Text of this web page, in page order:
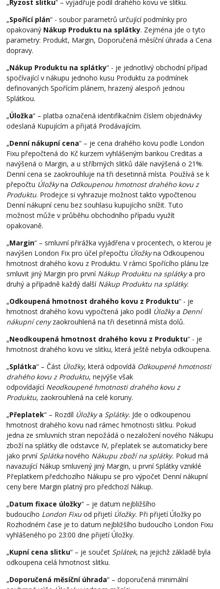
„Ryzost slitku“ – vyjadřuje podíl drahého kovu ve slitku.
„Spořící plán“ - soubor parametrů určující podmínky pro
opakovaný Nákup Produktu na splátky. Zejména jde o tyto
parametry: Produkt, Margin, Doporučená měsíční úhrada a Cena
dopravy.
„Nákup Produktu na splátky“ - je jednotlivý obchodní případ
spočívající v nákupu jednoho kusu Produktu za podmínek
definovaných Spořícím plánem, hrazený alespoň jednou
Splátkou.
„Úložka“ – platba označená identifikačním číslem objednávky
odeslaná Kupujícím a přijatá Prodávajícím.
„Denní nákupní cena“ – je cena drahého kovu podle London
Fixu přepočtená do Kč kurzem vyhlášeným bankou Creditas a
navýšená o Margin, a u stříbrných slitků dále navýšená o 21%.
Denní cena se zaokrouhluje na tři desetinná místa. Používá se k
přepočtu Úložkyna Odkoupenou hmotnost drahého kovu z
Produktu. Prodejce si vyhrazuje možnost takto vypočtenou
Denní nákupní cenu bez souhlasu kupujícího snížit. Tuto
možnost může v průběhu obchodního případu využít
opakovaně.
„Margin“ – smluvní přirážka vyjádřena v procentech, o kterou je
navýšen London Fix pro účel přepočtu Úložkyna Odkoupenou
hmotnost drahého kovu z Produktu. V rámci Spořícího plánu lze
smluvit jiný Margin pro první Nákup Produktu na splátkya pro
druhý a případně každý další Nákup Produktu na splátky.
„Odkoupená hmotnost drahého kovu z Produktu“ - je
hmotnost drahého kovu vypočtená jako podíl Úložkya Denní
nákupní cenyzaokrouhlená na tři desetinná místa dolů.
„Neodkoupená hmotnost drahého kovu z Produktu“ - je
hmotnost drahého kovu ve slitku, která ještě nebyla odkoupena.
„Splátka“ – Část Úložky, která odpovídá Odkoupené hmotnosti
drahého kovu z Produktu, nejvýše však
odpovídající Neodkoupené hmotnosti drahého kovu z
Produktu, zaokrouhlená na celé koruny.
„Přeplatek“ – Rozdíl Úložkya Splátky. Jde o odkoupenou
hmotnost drahého kovu nad rámec hmotnosti slitku. Pokud
jedna ze smluvních stran nepožádá o nezaložení nového Nákupu
zboží na splátky dle odstavce IV, přeplatek se automaticky bere
jako první Splátka nového Nákupu zboží na splátky. Pokud má
navazující Nákup smluvený jiný Margin, u první Splátky vzniklé
Přeplatkem předchozího Nákupu se pro výpočet Denní nákupní
ceny bere Margin platný pro předchozí Nákup.
„Datum fixace úložky“ – je datum nejbližšího
budoucího London Fixu od přijetí Úložky. Při přijetí Úložky po
Rozhodném čase je to datum nejbližšího budoucího London Fixu
vyhlášeného po 23:00 dne přijetí Úložky.
„Kupní cena slitku“ – je součet Splátek, na jejichž základě byla
odkoupena celá hmotnost slitku.
„Doporučená měsíční úhrada“ – doporučená minimální